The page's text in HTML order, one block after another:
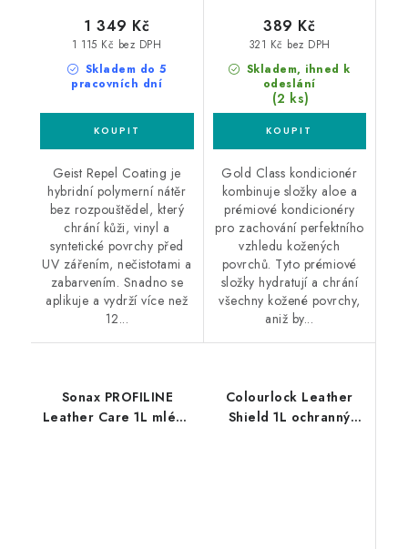
Skladem do 5
pracovních dní
1 115 Kč bez DPH
1 349 Kč
Geist Repel Coating je
hybridní polymerní nátěr
bez rozpouštědel, který
chrání kůži, vinyl a
syntetické povrchy před
UV zářením, nečistotami a
zabarvením. Snadno se
aplikuje a vydrží více než
12...
Skladem, ihned k
odeslání
(2 ks)
321 Kč bez DPH
389 Kč
Gold Class kondicionér
kombinuje složky aloe a
prémiové kondicionéry
pro zachování perfektního
vzhledu kožených
povrchů. Tyto prémiové
složky hydratují a chrání
všechny kožené povrchy,
aniž by...
Sonax PROFILINE
Leather Care 1L mléko
Colourlock Leather
Shield 1L ochranný